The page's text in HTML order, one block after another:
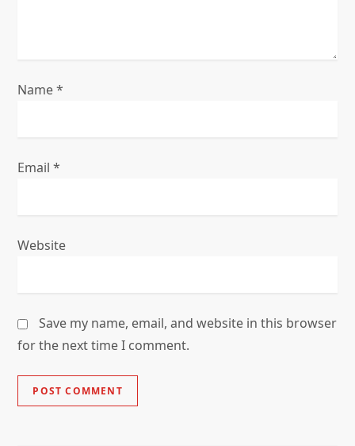
Name*
Email*
Website
Save my name, email, and website in this browser
for the next time I comment.